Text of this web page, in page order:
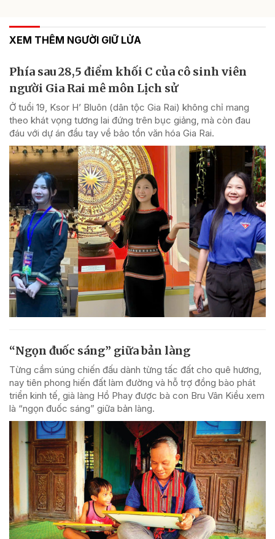
XEM THÊM NGƯỜI GIỮ LỬA
Phía sau 28,5 điểm khối C của cô sinh viên
người Gia Rai mê môn Lịch sử
Ở tuổi 19, Ksor H’ Bluôn (dân tộc Gia Rai) không chỉ mang
theo khát vọng tương lai đứng trên bục giảng, mà còn đau
đáu với dự án đầu tay về bảo tồn văn hóa Gia Rai.
“Ngọn đuốc sáng” giữa bản làng
Từng cầm súng chiến đấu dành từng tấc đất cho quê hương,
nay tiên phong hiến đất làm đường và hỗ trợ đồng bào phát
triển kinh tế, già làng Hồ Phay được bà con Bru Vân Kiều xem
là “ngọn đuốc sáng” giữa bản làng.